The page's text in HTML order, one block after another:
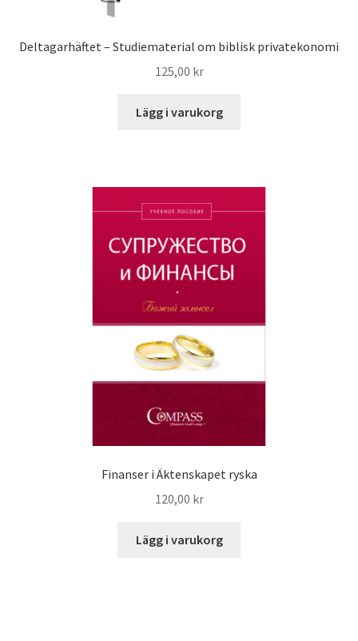
Deltagarhäftet – Studiematerial om biblisk privatekonomi
125,00 kr
Lägg i varukorg
Finanser i Äktenskapet ryska
120,00 kr
Lägg i varukorg